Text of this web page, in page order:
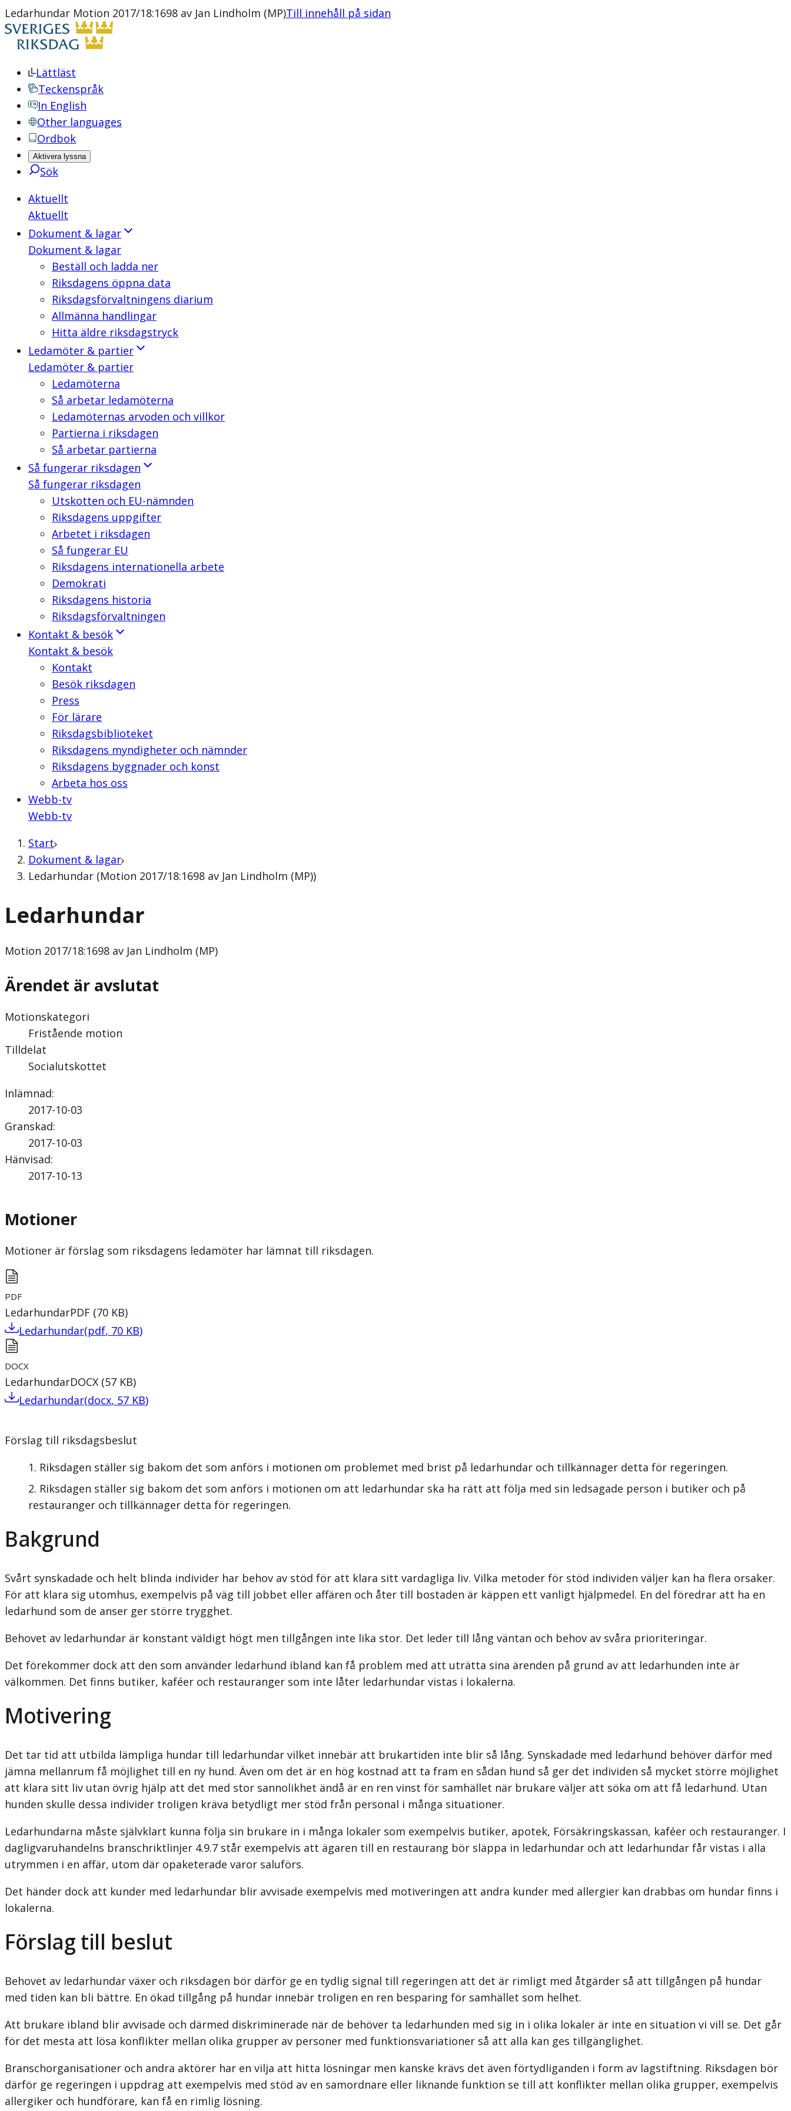
Ledarhundar Motion 2017/18:1698 av Jan Lindholm (MP)Till innehåll på sidan
Lättläst
Teckenspråk
In English
Other languages
Ordbok
Aktivera lyssna
Sök
Aktuellt
Aktuellt
Dokument & lagar
Dokument & lagar
Beställ och ladda ner
Riksdagens öppna data
Riksdagsförvaltningens diarium
Allmänna handlingar
Hitta äldre riksdagstryck
Ledamöter & partier
Ledamöter & partier
Ledamöterna
Så arbetar ledamöterna
Ledamöternas arvoden och villkor
Partierna i riksdagen
Så arbetar partierna
Så fungerar riksdagen
Så fungerar riksdagen
Utskotten och EU-nämnden
Riksdagens uppgifter
Arbetet i riksdagen
Så fungerar EU
Riksdagens internationella arbete
Demokrati
Riksdagens historia
Riksdagsförvaltningen
Kontakt & besök
Kontakt & besök
Kontakt
Besök riksdagen
Press
För lärare
Riksdagsbiblioteket
Riksdagens myndigheter och nämnder
Riksdagens byggnader och konst
Arbeta hos oss
Webb-tv
Webb-tv
Start
Dokument & lagar
Ledarhundar (Motion 2017/18:1698 av Jan Lindholm (MP))
Ledarhundar
Motion 2017/18:1698 av Jan Lindholm (MP)
Ärendet är avslutat
Motionskategori
Fristående motion
Tilldelat
Socialutskottet
Inlämnad:
2017-10-03
Granskad:
2017-10-03
Hänvisad:
2017-10-13
Motioner
Motioner är förslag som riksdagens ledamöter har lämnat till riksdagen.
PDF
LedarhundarPDF (70 KB)
Ledarhundar(pdf, 70 KB)
DOCX
LedarhundarDOCX (57 KB)
Ledarhundar(docx, 57 KB)
Förslag till riksdagsbeslut
Riksdagen ställer sig bakom det som anförs i motionen om problemet med brist på ledarhundar och tillkännager detta för regeringen.
Riksdagen ställer sig bakom det som anförs i motionen om att ledarhundar ska ha rätt att följa med sin ledsagade person i butiker och på
restauranger och tillkännager detta för regeringen.
Bakgrund
Svårt synskadade och helt blinda individer har behov av stöd för att klara sitt vardagliga liv. Vilka metoder för stöd individen väljer kan ha flera orsaker.
För att klara sig utomhus, exempelvis på väg till jobbet eller affären och åter till bostaden är käppen ett vanligt hjälpmedel. En del föredrar att ha en
ledarhund som de anser ger större trygghet.
Behovet av ledarhundar är konstant väldigt högt men tillgången inte lika stor. Det leder till lång väntan och behov av svåra prioriteringar.
Det förekommer dock att den som använder ledarhund ibland kan få problem med att uträtta sina ärenden på grund av att ledarhunden inte är
välkommen. Det finns butiker, kaféer och restauranger som inte låter ledarhundar vistas i lokalerna.
Motivering
Det tar tid att utbilda lämpliga hundar till ledarhundar vilket innebär att brukartiden inte blir så lång. Synskadade med ledarhund behöver därför med
jämna mellanrum få möjlighet till en ny hund. Även om det är en hög kostnad att ta fram en sådan hund så ger det individen så mycket större möjlighet
att klara sitt liv utan övrig hjälp att det med stor sannolikhet ändå är en ren vinst för samhället när brukare väljer att söka om att få ledarhund. Utan
hunden skulle dessa individer troligen kräva betydligt mer stöd från personal i många situationer.
Ledarhundarna måste självklart kunna följa sin brukare in i många lokaler som exempelvis butiker, apotek, Försäkringskassan, kaféer och restauranger. I
dagligvaruhandelns branschriktlinjer 4.9.7 står exempelvis att ägaren till en restaurang bör släppa in ledarhundar och att ledarhundar får vistas i alla
utrymmen i en affär, utom där opaketerade varor saluförs.
Det händer dock att kunder med ledarhundar blir avvisade exempelvis med motiveringen att andra kunder med allergier kan drabbas om hundar finns i
lokalerna.
Förslag till beslut
Behovet av ledarhundar växer och riksdagen bör därför ge en tydlig signal till regeringen att det är rimligt med åtgärder så att tillgången på hundar
med tiden kan bli bättre. En ökad tillgång på hundar innebär troligen en ren besparing för samhället som helhet.
Att brukare ibland blir avvisade och därmed diskriminerade när de behöver ta ledarhunden med sig in i olika lokaler är inte en situation vi vill se. Det går
för det mesta att lösa konflikter mellan olika grupper av personer med funktionsvariationer så att alla kan ges tillgänglighet.
Branschorganisationer och andra aktörer har en vilja att hitta lösningar men kanske krävs det även förtydliganden i form av lagstiftning. Riksdagen bör
därför ge regeringen i uppdrag att exempelvis med stöd av en samordnare eller liknande funktion se till att konflikter mellan olika grupper, exempelvis
allergiker och hundförare, kan få en rimlig lösning.